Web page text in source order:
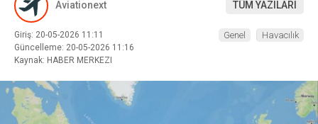
Aviationext TÜM YAZILARI
Giriş: 20-05-2026 11:11
Güncelleme: 20-05-2026 11:16
Kaynak: HABER MERKEZI
Genel Havacılık